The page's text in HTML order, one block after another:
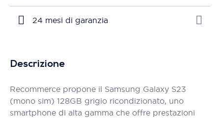
24 mesi di garanzia
Descrizione
Recommerce propone il Samsung Galaxy S23
(mono sim) 128GB grigio ricondizionato, uno
smartphone di alta gamma che offre prestazioni